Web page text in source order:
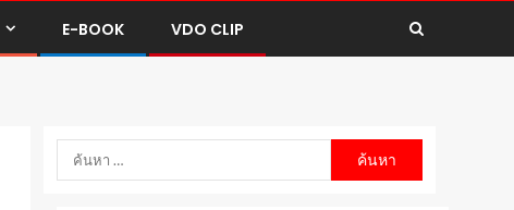
E-BOOK VDO CLIP